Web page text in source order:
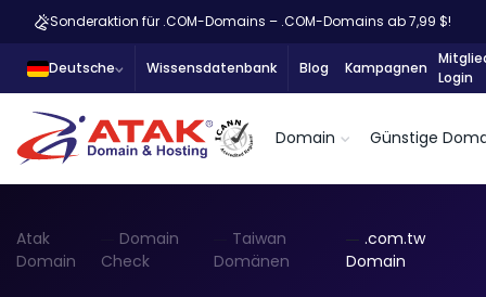
Sonderaktion für .COM-Domains – .COM-Domains ab 7,99 $!
Deutsche Wissensdatenbank Blog Kampagnen
Login
Domain Günstige
Atak
Domain
Domain
Check
Taiwan
Domänen
.com.tw
Domain